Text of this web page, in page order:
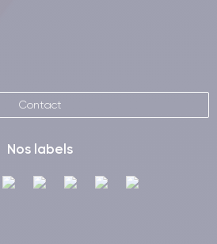
Contact
Nos labels